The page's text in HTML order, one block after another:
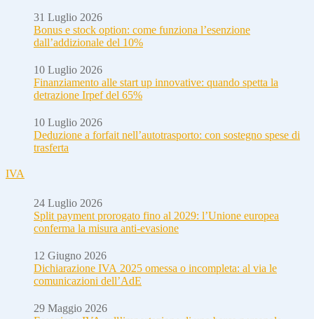
31 Luglio 2026
Bonus e stock option: come funziona l’esenzione
dall’addizionale del 10%
10 Luglio 2026
Finanziamento alle start up innovative: quando spetta la
detrazione Irpef del 65%
10 Luglio 2026
Deduzione a forfait nell’autotrasporto: con sostegno spese di
trasferta
IVA
24 Luglio 2026
Split payment prorogato fino al 2029: l’Unione europea
conferma la misura anti-evasione
12 Giugno 2026
Dichiarazione IVA 2025 omessa o incompleta: al via le
comunicazioni dell’AdE
29 Maggio 2026